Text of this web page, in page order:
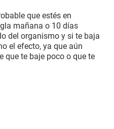
que estés en
mañana o 10 días
del organismo y si te baja
el efecto, ya que aún
que te baje poco o que te